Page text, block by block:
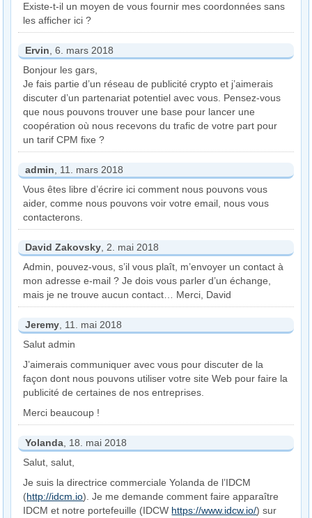
Existe-t-il un moyen de vous fournir mes coordonnées sans
les afficher ici ?
Ervin , 6. mars 2018
Bonjour les gars,
Je fais partie d’un réseau de publicité crypto et j’aimerais
discuter d’un partenariat potentiel avec vous. Pensez-vous
que nous pouvons trouver une base pour lancer une
coopération où nous recevons du trafic de votre part pour
un tarif CPM fixe ?
admin , 11. mars 2018
Vous êtes libre d’écrire ici comment nous pouvons vous
aider, comme nous pouvons voir votre email, nous vous
contacterons.
David Zakovsky , 2. mai 2018
Admin, pouvez-vous, s’il vous plaît, m’envoyer un contact à
mon adresse e-mail ? Je dois vous parler d’un échange,
mais je ne trouve aucun contact… Merci, David
Jeremy , 11. mai 2018
Salut admin
J’aimerais communiquer avec vous pour discuter de la
façon dont nous pouvons utiliser votre site Web pour faire la
publicité de certaines de nos entreprises.
Merci beaucoup !
Yolanda , 18. mai 2018
Salut, salut,
Je suis la directrice commerciale Yolanda de l’IDCM
(http://idcm.io). Je me demande comment faire apparaître
IDCM et notre portefeuille (IDCW https://www.idcw.io/) sur